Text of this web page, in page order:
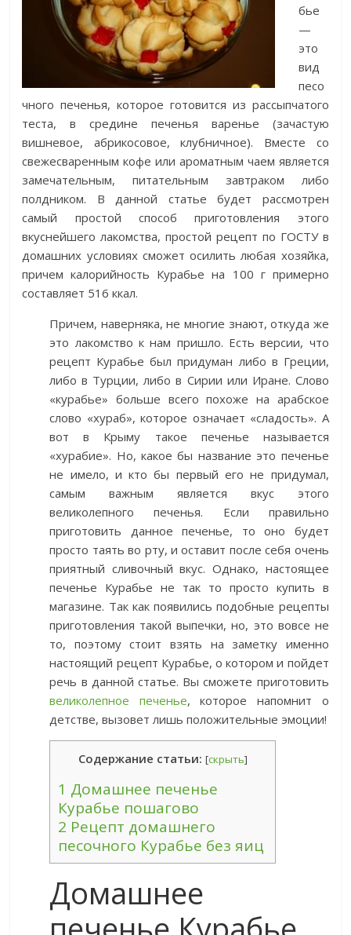
бье
—
это
вид
песо
чного печенья, которое готовится из рассыпчатого
теста, в средине печенья варенье (зачастую
вишневое, абрикосовое, клубничное). Вместе со
свежесваренным кофе или ароматным чаем является
замечательным, питательным завтраком либо
полдником. В данной статье будет рассмотрен
самый простой способ приготовления этого
вкуснейшего лакомства, простой рецепт по ГОСТУ в
домашних условиях сможет осилить любая хозяйка,
причем калорийность Курабье на 100 г примерно
составляет 516 ккал.
Причем, наверняка, не многие знают, откуда же
это лакомство к нам пришло. Есть версии, что
рецепт Курабье был придуман либо в Греции,
либо в Турции, либо в Сирии или Иране. Слово
«курабье» больше всего похоже на арабское
слово «хураб», которое означает «сладость». А
вот в Крыму такое печенье называется
«хурабие». Но, какое бы название это печенье
не имело, и кто бы первый его не придумал,
самым важным является вкус этого
великолепного печенья. Если правильно
приготовить данное печенье, то оно будет
просто таять во рту, и оставит после себя очень
приятный сливочный вкус. Однако, настоящее
печенье Курабье не так то просто купить в
магазине. Так как появились подобные рецепты
приготовления такой выпечки, но, это вовсе не
то, поэтому стоит взять на заметку именно
настоящий рецепт Курабье, о котором и пойдет
речь в данной статье. Вы сможете приготовить
великолепное печенье, которое напомнит о
детстве, вызовет лишь положительные эмоции!
Содержание статьи: [скрыть]
1 Домашнее печенье
Курабье пошагово
2 Рецепт домашнего
песочного Курабье без яиц
Домашнее